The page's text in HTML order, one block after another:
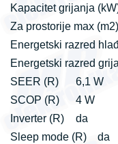
Kapacitet grijanja
Za prostorije max
Energetski razred
Energetski razred
SEER (R)
6,1 W
SCOP (R)
4 W
Inverter (R)
da
Sleep mode (R)
da